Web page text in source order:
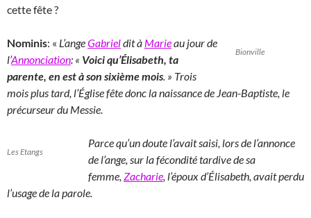
cette fête ?
Bionville
Nominis: « L’angeGabrieldit à Marieau jour de
l’Annonciation: « Voici qu’Élisabeth, ta
parente, en est à son sixième mois. » Trois
mois plus tard, l’Église fête donc la naissance de Jean-Baptiste, le
précurseur du Messie.
Les Etangs
Parce qu’un doute l’avait saisi, lors de l’annonce
de l’ange, sur la fécondité tardive de sa
femme, Zacharie, l’époux d’Élisabeth, avait perdu
l’usage de la parole.